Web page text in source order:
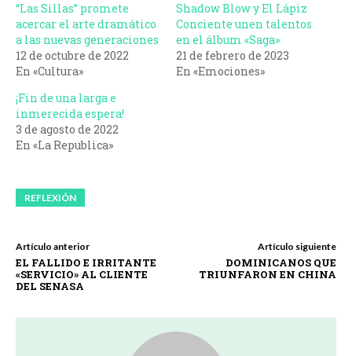
“Las Sillas” promete
acercar el arte dramático
a las nuevas generaciones
12 de octubre de 2022
En «Cultura»
Shadow Blow y El Lápiz
Conciente unen talentos
en el álbum «Saga»
21 de febrero de 2023
En «Emociones»
¡Fin de una larga e
inmerecida espera!
3 de agosto de 2022
En «La Republica»
REFLEXIÓN
Artículo anterior
EL FALLIDO E IRRITANTE
«SERVICIO» AL CLIENTE
DEL SENASA
Artículo siguiente
DOMINICANOS QUE
TRIUNFARON EN CHINA